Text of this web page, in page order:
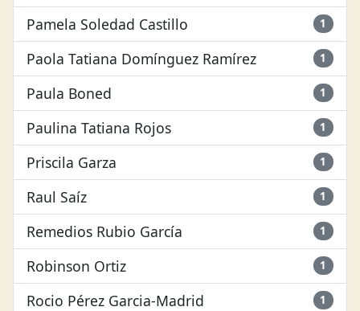
Pamela Soledad Castillo 1
Paola Tatiana Domínguez Ramírez 1
Paula Boned 1
Paulina Tatiana Rojos 1
Priscila Garza 1
Raul Saíz 1
Remedios Rubio García 1
Robinson Ortiz 1
Rocio Pérez Garcia-Madrid 1